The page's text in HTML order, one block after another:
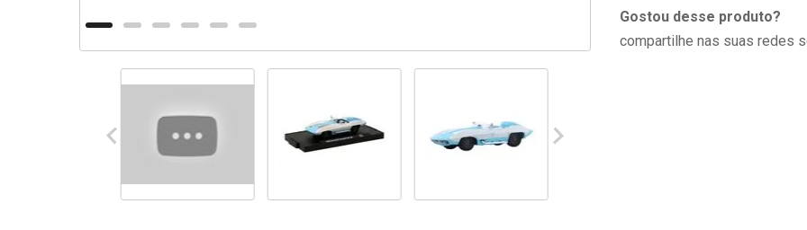
Gostou desse produto?
compartilhe nas suas redes